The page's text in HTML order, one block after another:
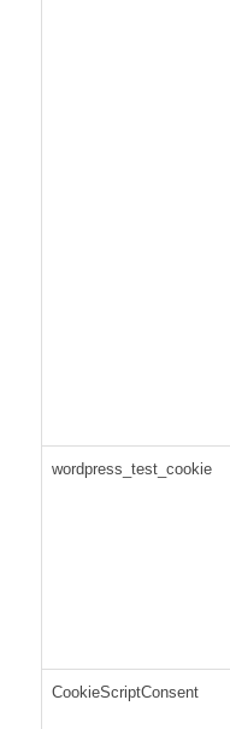
wordpress_test_cookie
CookieScriptConsent